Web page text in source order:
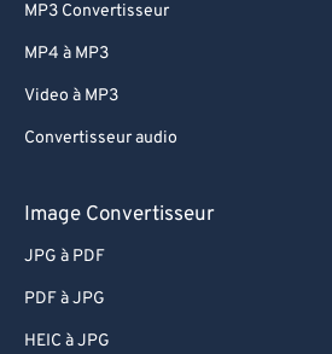
MP3 Convertisseur
MP4 à MP3
Video à MP3
Convertisseur audio
Image Convertisseur
JPG à PDF
PDF à JPG
HEIC à JPG